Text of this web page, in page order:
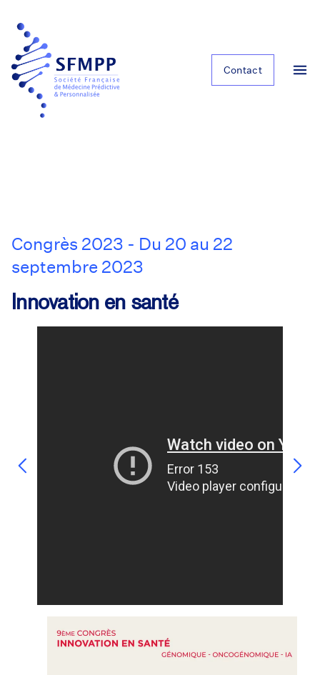
Contact
Congrès 2023 - Du 20 au 22
septembre 2023
Innovation en santé